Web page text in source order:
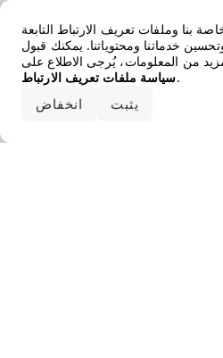
بنا وملفات تعريف الارتباط التابعة
خدماتنا ومحتوياتنا. يمكنك قبول
من المعلومات، يُرجى الاطلاع على
سياسة ملفات تعريف الارتباط.
انخفاض يثبت
Error